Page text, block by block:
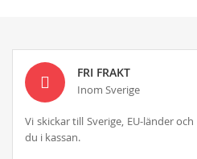
FRI FRAKT
Inom Sverige
Vi skickar till Sverige, EU-länder
du i kassan.